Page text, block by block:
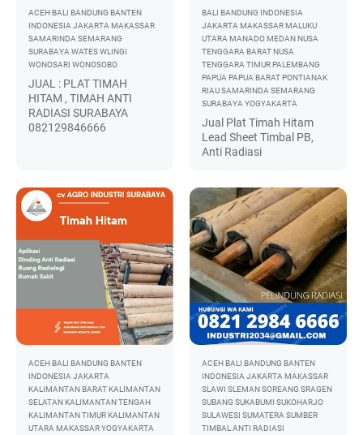
ACEH BALI BANDUNG BANTEN
INDONESIA JAKARTA MAKASSAR
SAMARINDA SEMARANG
SURABAYA WATESWLINGI
WONOSARI WONOSOBO
JUAL : PLAT TIMAH
HITAM , TIMAH ANTI
RADIASI SURABAYA
082129846666
BALI BANDUNG INDONESIA
JAKARTA MAKASSAR MALUKU
UTARA MANADO MEDAN NUSA
TENGGARA BARAT NUSA
TENGGARA TIMUR PALEMBANG
PAPUA PAPUA BARAT PONTIANAK
RIAUSAMARINDA SEMARANG
SURABAYA YOGYAKARTA
Jual Plat Timah Hitam
Lead Sheet Timbal PB,
Anti Radiasi
ACEH BALI BANDUNG BANTEN
INDONESIA JAKARTA
KALIMANTAN BARAT KALIMANTAN
SELATAN KALIMANTAN TENGAH
KALIMANTAN TIMUR KALIMANTAN
UTARA MAKASSARYOGYAKARTA
ACEH BALI BANDUNG BANTEN
INDONESIA JAKARTA MAKASSAR
SLAWI SLEMANSOREANG SRAGEN
SUBANG SUKABUMI SUKOHARJO
SULAWESI SUMATERA SUMBER
TIMBAL ANTI RADIASI